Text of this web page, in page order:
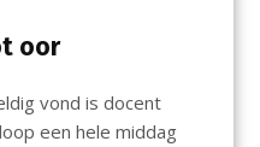
oor
vond is docent
een hele middag